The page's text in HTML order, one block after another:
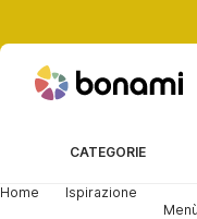
CATEGORIE
Home
Ispirazione